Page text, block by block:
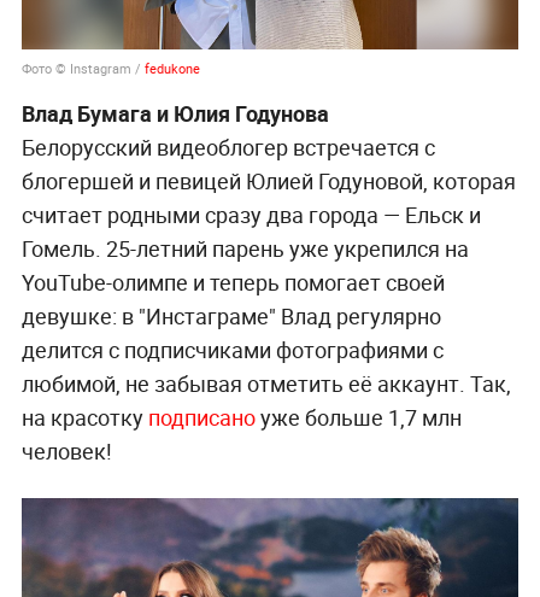
Фото © Instagram / fedukone
Влад Бумага и Юлия Годунова
Белорусский видеоблогер встречается с
блогершей и певицей Юлией Годуновой, которая
считает родными сразу два города — Ельск и
Гомель. 25-летний парень уже укрепился на
YouTube-олимпе и теперь помогает своей
девушке: в "Инстаграме" Влад регулярно
делится с подписчиками фотографиями с
любимой, не забывая отметить её аккаунт. Так,
на красоткуподписаноуже больше 1,7 млн
человек!